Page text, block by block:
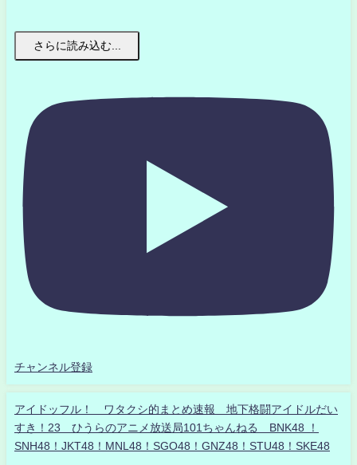
さらに読み込む...
チャンネル登録
アイドッフル！ ワタクシ的まとめ速報 地下格闘アイドルだい
すき！23 ひうらのアニメ放送局101ちゃんねる BNK48 ！
SNH48！JKT48！MNL48！SGO48！GNZ48！STU48！SKE48